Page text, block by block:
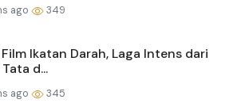
ago 349
Ikatan Darah, Laga Intens dari
d...
ago 345